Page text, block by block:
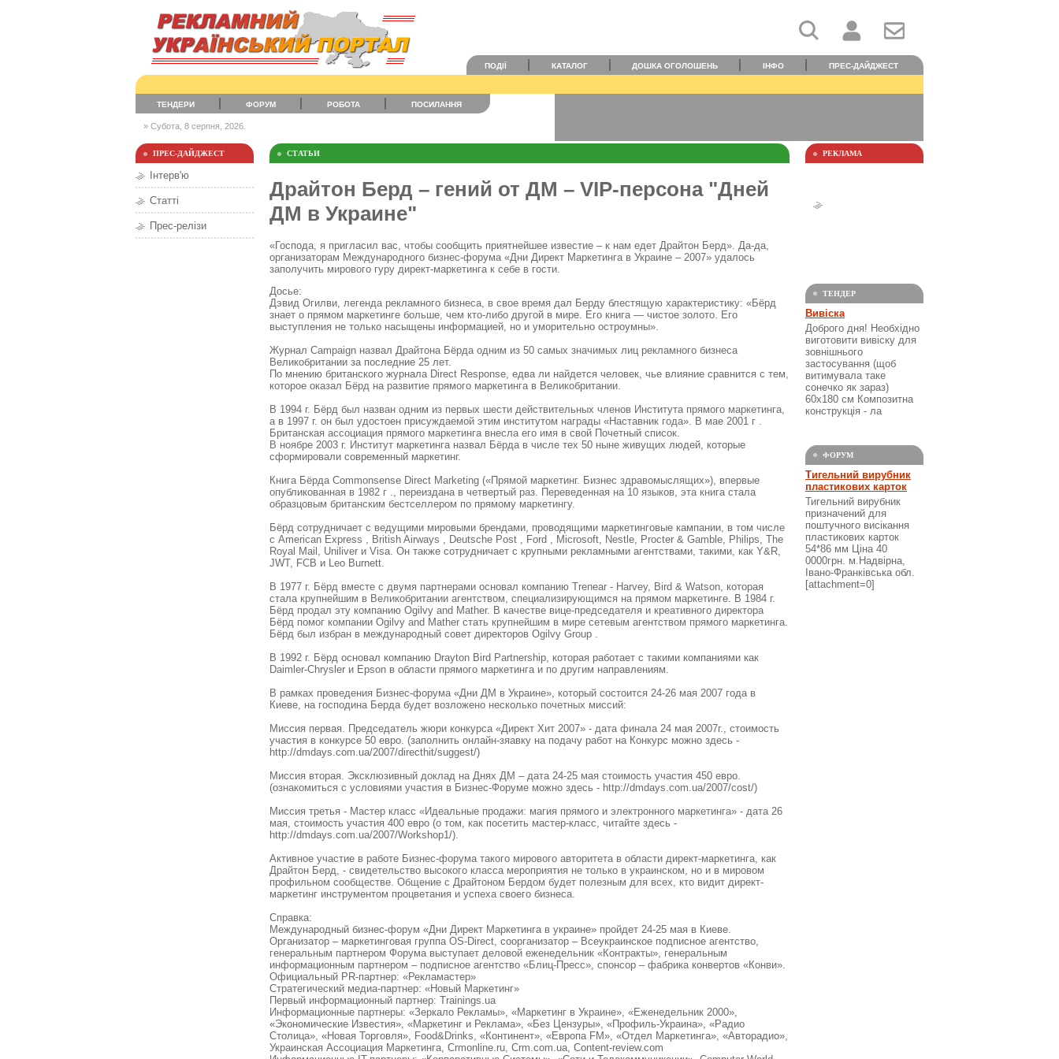
ПОДІЇ КАТАЛОГ ДОШКА ОГОЛОШЕНЬ ІНФО ПРЕС-ДАЙДЖЕСТ
ТЕНДЕРИ ФОРУМ РОБОТА ПОСИЛАННЯ
» Субота, 8 серпня, 2026.
ПРЕС-ДАЙДЖЕСТ
Інтерв'ю
Статті
Прес-релізи
СТАТЬИ
Драйтон Берд – гений от ДМ – VIP-персона "Дней
ДМ в Украине"
«Господа, я пригласил вас, чтобы сообщить приятнейшее известие – к нам едет Драйтон Берд». Да-да,
организаторам Международного бизнес-форума «Дни Директ Маркетинга в Украине – 2007» удалось
заполучить мирового гуру директ-маркетинга к себе в гости.
Досье:
Дэвид Огилви, легенда рекламного бизнеса, в свое время дал Берду блестящую характеристику: «Бёрд
знает о прямом маркетинге больше, чем кто-либо другой в мире. Его книга — чистое золото. Его
выступления не только насыщены информацией, но и уморительно остроумны».
Журнал Campaign назвал Драйтона Бёрда одним из 50 самых значимых лиц рекламного бизнеса
Великобритании за последние 25 лет.
По мнению британского журнала Direct Response, едва ли найдется человек, чье влияние сравнится с тем,
которое оказал Бёрд на развитие прямого маркетинга в Великобритании.
В 1994 г. Бёрд был назван одним из первых шести действительных членов Института прямого маркетинга,
а в 1997 г. он был удостоен присуждаемой этим институтом награды «Наставник года». В мае 2001 г .
Британская ассоциация прямого маркетинга внесла его имя в свой Почетный список.
В ноябре 2003 г. Институт маркетинга назвал Бёрда в числе тех 50 ныне живущих людей, которые
сформировали современный маркетинг.
Книга Бёрда Commonsense Direct Marketing («Прямой маркетинг. Бизнес здравомыслящих»), впервые
опубликованная в 1982 г ., переиздана в четвертый раз. Переведенная на 10 языков, эта книга стала
образцовым британским бестселлером по прямому маркетингу.
Бёрд сотрудничает с ведущими мировыми брендами, проводящими маркетинговые кампании, в том числе
с American Express , British Airways , Deutsche Post , Ford , Microsoft, Nestle, Procter & Gamble, Philips, The
Royal Mail, Uniliver и Visa. Он также сотрудничает с крупными рекламными агентствами, такими, как Y&R,
JWT, FCB и Leo Burnett.
В 1977 г. Бёрд вместе с двумя партнерами основал компанию Trenear - Harvey, Bird & Watson, которая
стала крупнейшим в Великобритании агентством, специализирующимся на прямом маркетинге. В 1984 г.
Бёрд продал эту компанию Ogilvy and Mather. В качестве вице-председателя и креативного директора
Бёрд помог компании Ogilvy and Mather стать крупнейшим в мире сетевым агентством прямого маркетинга.
Бёрд был избран в международный совет директоров Ogilvy Group .
В 1992 г. Бёрд основал компанию Drayton Bird Partnership, которая работает с такими компаниями как
Daimler-Chrysler и Epson в области прямого маркетинга и по другим направлениям.
В рамках проведения Бизнес-форума «Дни ДМ в Украине», который состоится 24-26 мая 2007 года в
Киеве, на господина Берда будет возложено несколько почетных миссий:
Миссия первая. Председатель жюри конкурса «Директ Хит 2007» - дата финала 24 мая 2007г., стоимость
участия в конкурсе 50 евро. (заполнить онлайн-зяавку на подачу работ на Конкурс можно здесь -
http://dmdays.com.ua/2007/directhit/suggest/)
Миссия вторая. Эксклюзивный доклад на Днях ДМ – дата 24-25 мая стоимость участия 450 евро.
(ознакомиться с условиями участия в Бизнес-Форуме можно здесь - http://dmdays.com.ua/2007/cost/)
Миссия третья - Мастер класс «Идеальные продажи: магия прямого и электронного маркетинга» - дата 26
мая, стоимость участия 400 евро (о том, как посетить мастер-класс, читайте здесь -
http://dmdays.com.ua/2007/Workshop1/).
Активное участие в работе Бизнес-форума такого мирового авторитета в области директ-маркетинга, как
Драйтон Берд, - свидетельство высокого класса мероприятия не только в украинском, но и в мировом
профильном сообществе. Общение с Драйтоном Бердом будет полезным для всех, кто видит директ-
маркетинг инструментом процветания и успеха своего бизнеса.
Справка:
Международный бизнес-форум «Дни Директ Маркетинга в украине» пройдет 24-25 мая в Киеве.
Организатор – маркетинговая группа OS-Direct, соорганизатор – Всеукраинское подписное агентство,
генеральным партнером Форума выступает деловой еженедельник «Контракты», генеральным
информационным партнером – подписное агентство «Блиц-Пресс», спонсор – фабрика конвертов «Конви».
Официальный PR-партнер: «Рекламастер»
Стратегический медиа-партнер: «Новый Маркетинг»
Первый информационный партнер: Trainings.ua
Информационные партнеры: «Зеркало Рекламы», «Маркетинг в Украине», «Еженедельник 2000»,
«Экономические Известия», «Маркетинг и Реклама», «Без Цензуры», «Профиль-Украина», «Радио
Столица», «Новая Торговля», Food&Drinks, «Континент», «Европа FM», «Отдел Маркетинга», «Авторадио»,
Украинская Ассоциация Маркетинга, Crmonline.ru, Crm.com.ua, Content-review.com
РЕКЛАМА
ТЕНДЕР
Вивіска
Доброго дня! Необхідно
виготовити вивіску для
зовнішнього
застосування (щоб
витимувала таке
сонечко як зараз)
60х180 см Композитна
конструкція - ла
ФОРУМ
Тигельний вирубник
пластикових карток
Тигельний вирубник
призначений для
поштучного висікання
пластикових карток
54*86 мм Ціна 40
0000грн. м.Надвірна,
Івано-Франківська обл.
[attachment=0]